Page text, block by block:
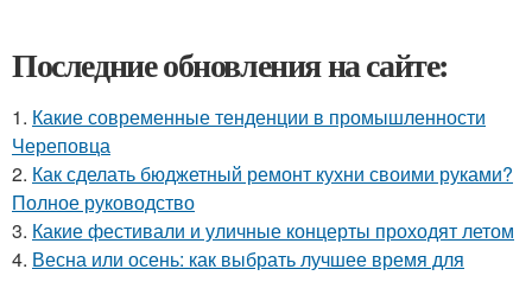
Последние обновления на сайте:
1. Какие современные тенденции в промышленности
Череповца
2. Как сделать бюджетный ремонт кухни своими руками?
Полное руководство
3. Какие фестивали и уличные концерты проходят летом
4. Весна или осень: как выбрать лучшее время для